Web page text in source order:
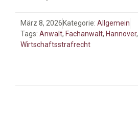
März 8, 2026 Kategorie: Allgemein
Tags: Anwalt, Fachanwalt, Hannover,
Wirtschaftsstrafrecht